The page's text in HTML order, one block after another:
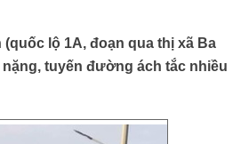
lộ 1A, đoạn qua thị xã Ba
tuyến đường ách tắc nhiều